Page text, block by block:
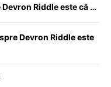
Riddle este că …
Devron Riddle este